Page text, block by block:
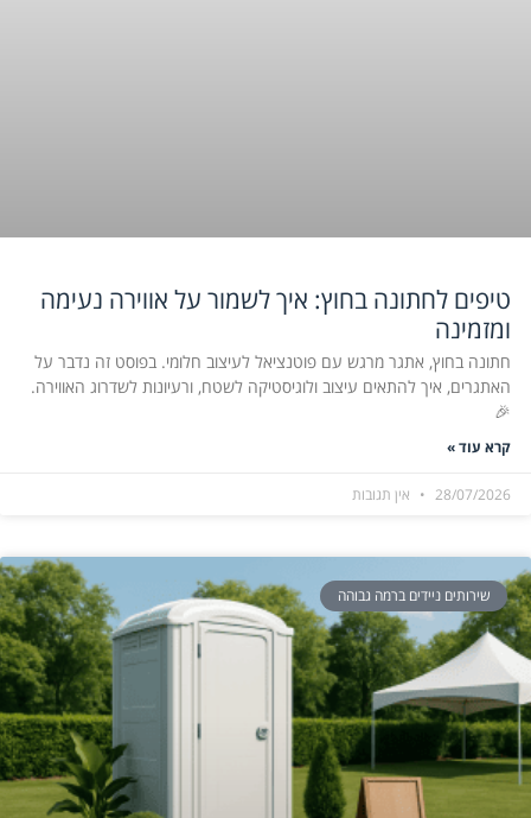
טיפים לחתונה בחוץ: איך לשמור על אווירה נעימה
ומזמינה
חתונה בחוץ, אתגר מרגש עם פוטנציאל לעיצוב חלומי. בפוסט זה נדבר על
האתגרים, איך להתאים עיצוב ולוגיסטיקה לשטח, ורעיונות לשדרוג האווירה.
🎉
קרא עוד »
28/07/2026 אין תגובות
שירותים ניידים ברמה גבוהה